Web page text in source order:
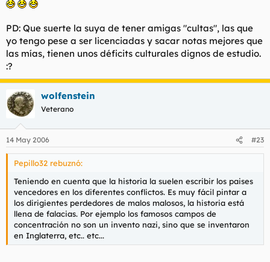
PD: Que suerte la suya de tener amigas "cultas", las que
yo tengo pese a ser licenciadas y sacar notas mejores que
las mías, tienen unos déficits culturales dignos de estudio.
:?
wolfenstein
Veterano
14 May 2006 #23
Pepillo32 rebuznó:
Teniendo en cuenta que la historia la suelen escribir los paises
vencedores en los diferentes conflictos. Es muy fácil pintar a
los dirigientes perdedores de malos malosos, la historia está
llena de falacias. Por ejemplo los famosos campos de
concentración no son un invento nazi, sino que se inventaron
en Inglaterra, etc.. etc...